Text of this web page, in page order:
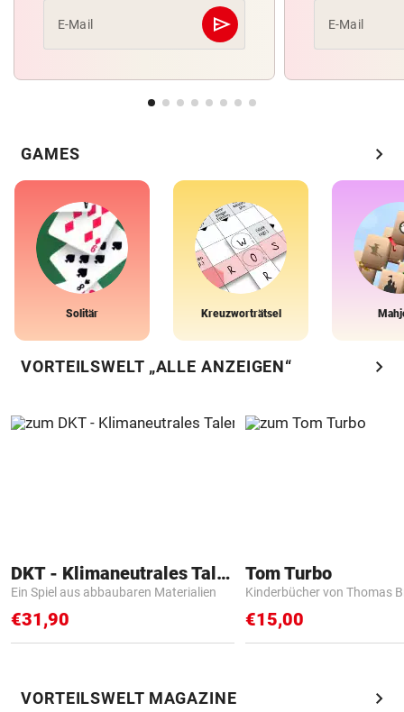
E-Mail send
Abschicken E-Mail
GAMES chevron_right
Solitär Kreuzworträtsel
VORTEILSWELT „ALLE ANZEIGEN“ chevron_right
DKT - Klimaneutrales Talent
Ein Spiel aus abbaubaren Materialien
€31,90
Tom Turbo
Kinderbücher von Thomas
€15,00
VORTEILSWELT MAGAZINE chevron_right